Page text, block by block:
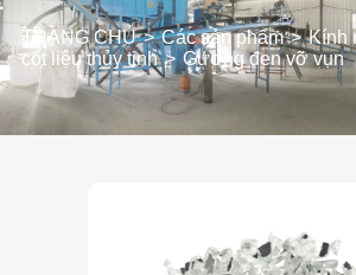
TRANG CHỦ Các sản phẩm
Kính
cốt liệu thủy tinh
Gương đen vỡ vụn